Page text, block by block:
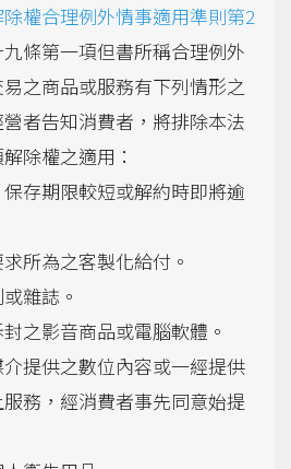
權合理例外情事適用準則第2
九條第一項但書所稱合理例外
之商品或服務有下列情形之
者告知消費者，將排除本法
除權之適用：
存期限較短或解約時即將逾
所為之客製化給付。
雜誌。
之影音商品或電腦軟體。
提供之數位內容或一經提供
務，經消費者事先同意始提